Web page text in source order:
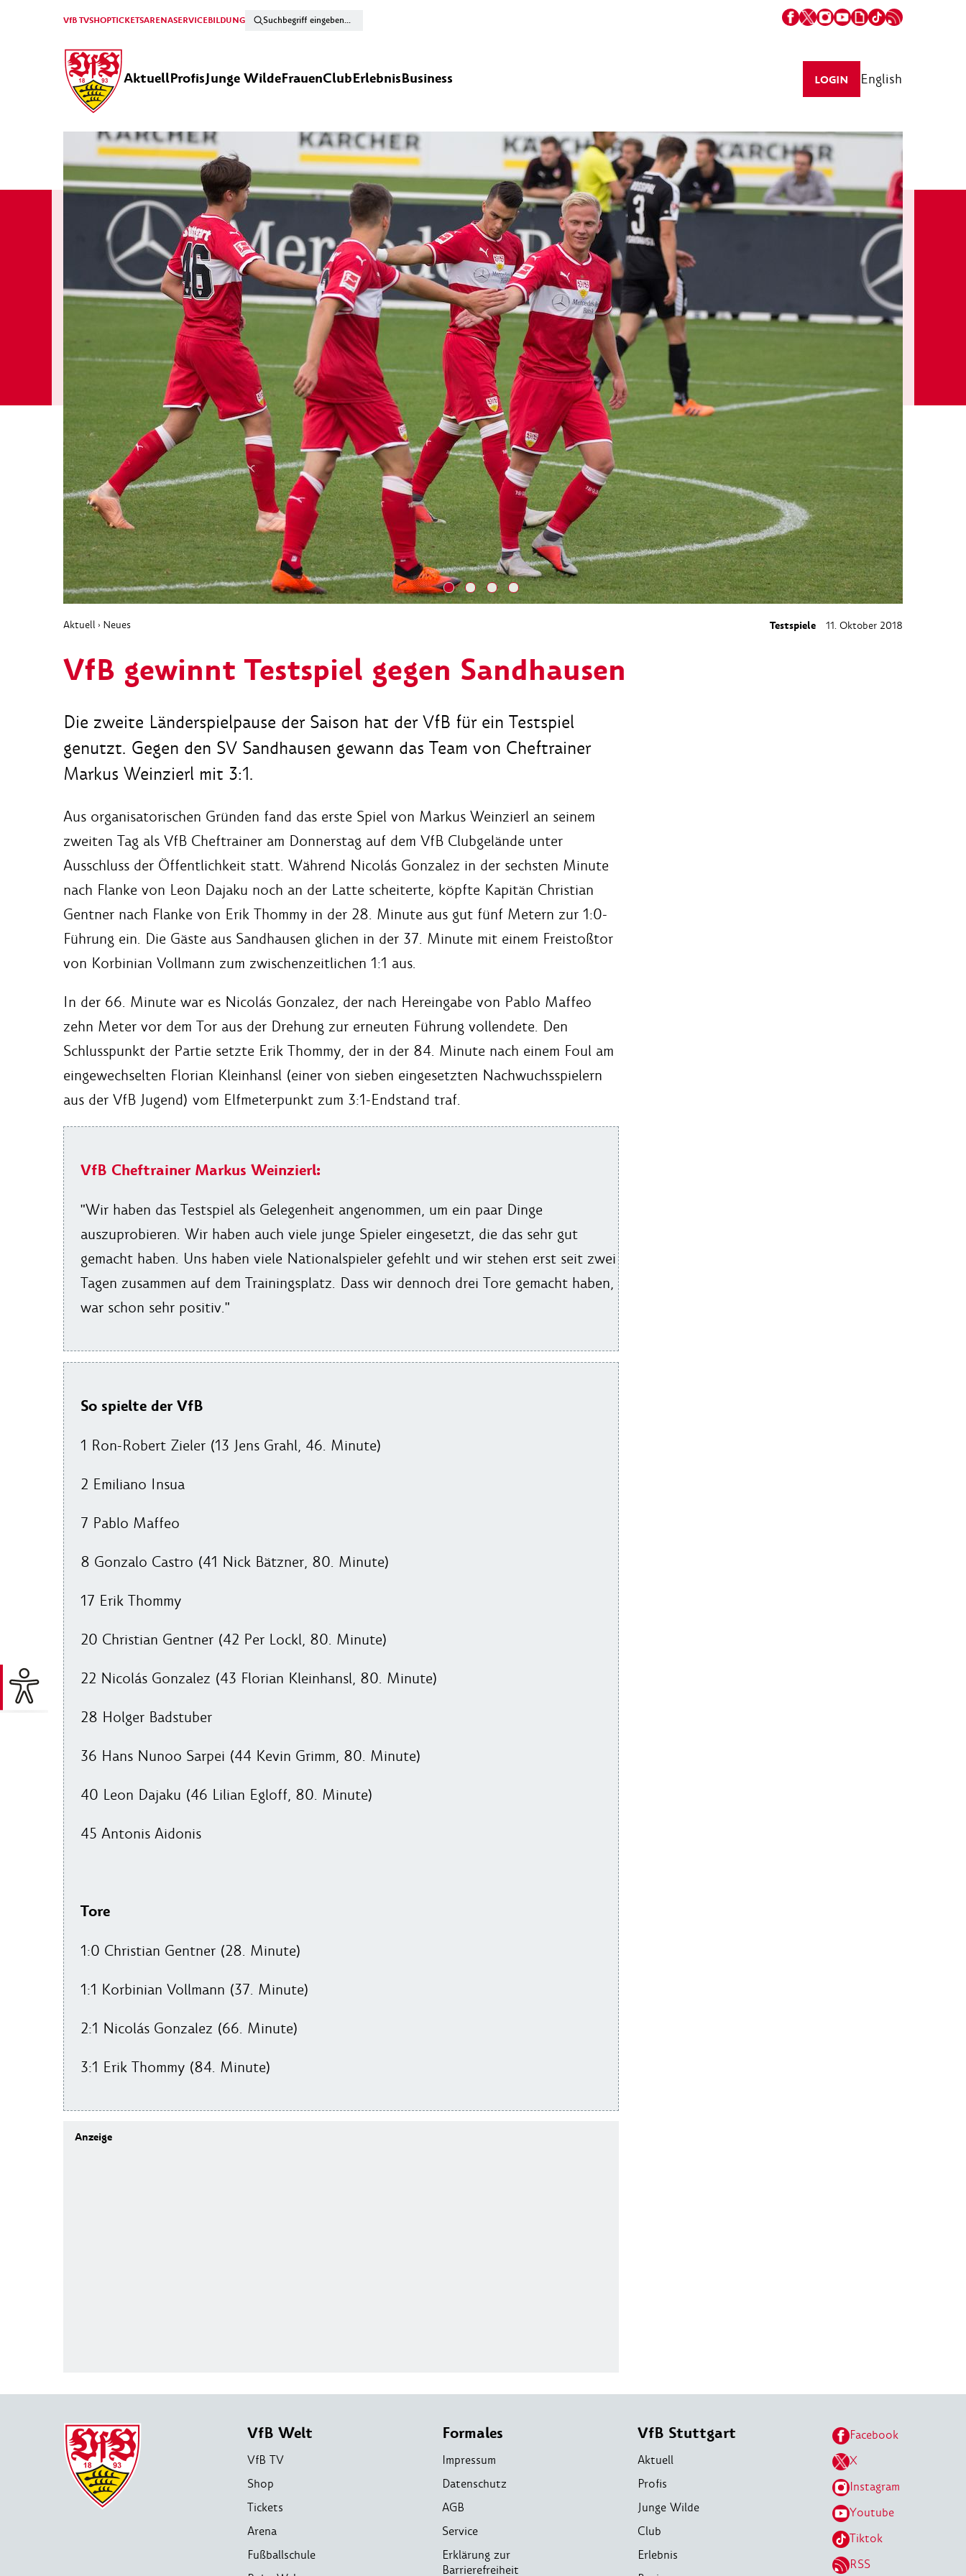
VfB TVSHOPTICKETSARENASERVICEBILDUNG
AktuellProfisJunge WildeFrauenClubErlebnisBusiness LOGIN English
Aktuell › Neues Testspiele 11. Oktober 2018
VfB gewinnt Testspiel gegen Sandhausen
Die zweite Länderspielpause der Saison hat der VfB für ein Testspiel
genutzt. Gegen den SV Sandhausen gewann das Team von Cheftrainer
Markus Weinzierl mit 3:1.
Aus organisatorischen Gründen fand das erste Spiel von Markus Weinzierl an seinem
zweiten Tag als VfB Cheftrainer am Donnerstag auf dem VfB Clubgelände unter
Ausschluss der Öffentlichkeit statt. Während Nicolás Gonzalez in der sechsten Minute
nach Flanke von Leon Dajaku noch an der Latte scheiterte, köpfte Kapitän Christian
Gentner nach Flanke von Erik Thommy in der 28. Minute aus gut fünf Metern zur 1:0-
Führung ein. Die Gäste aus Sandhausen glichen in der 37. Minute mit einem Freistoßtor
von Korbinian Vollmann zum zwischenzeitlichen 1:1 aus.
In der 66. Minute war es Nicolás Gonzalez, der nach Hereingabe von Pablo Maffeo
zehn Meter vor dem Tor aus der Drehung zur erneuten Führung vollendete. Den
Schlusspunkt der Partie setzte Erik Thommy, der in der 84. Minute nach einem Foul am
eingewechselten Florian Kleinhansl (einer von sieben eingesetzten Nachwuchsspielern
aus der VfB Jugend) vom Elfmeterpunkt zum 3:1-Endstand traf.
VfB Cheftrainer Markus Weinzierl:
"Wir haben das Testspiel als Gelegenheit angenommen, um ein paar Dinge
auszuprobieren. Wir haben auch viele junge Spieler eingesetzt, die das sehr gut
gemacht haben. Uns haben viele Nationalspieler gefehlt und wir stehen erst seit zwei
Tagen zusammen auf dem Trainingsplatz. Dass wir dennoch drei Tore gemacht haben,
war schon sehr positiv."
So spielte der VfB
1 Ron-Robert Zieler (13 Jens Grahl, 46. Minute)
2 Emiliano Insua
7 Pablo Maffeo
8 Gonzalo Castro (41 Nick Bätzner, 80. Minute)
17 Erik Thommy
20 Christian Gentner (42 Per Lockl, 80. Minute)
22 Nicolás Gonzalez (43 Florian Kleinhansl, 80. Minute)
28 Holger Badstuber
36 Hans Nunoo Sarpei (44 Kevin Grimm, 80. Minute)
40 Leon Dajaku (46 Lilian Egloff, 80. Minute)
45 Antonis Aidonis
Tore
1:0 Christian Gentner (28. Minute)
1:1 Korbinian Vollmann (37. Minute)
2:1 Nicolás Gonzalez (66. Minute)
3:1 Erik Thommy (84. Minute)
VfB Welt
VfB TV
Shop
Tickets
Arena
Fußballschule
Formales
Impressum
Datenschutz
AGB
Service
Erklärung zur
Barrierefreiheit
VfB Stuttgart
Aktuell
Profis
Junge Wilde
Club
Erlebnis
Facebook
X
Instagram
Youtube
Tiktok
RSS